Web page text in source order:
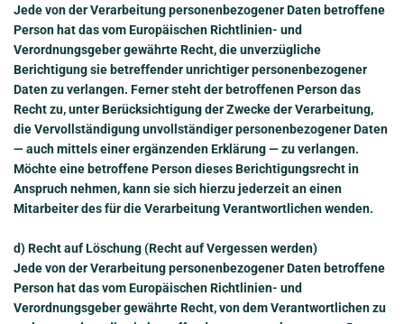
Jede von der Verarbeitung personenbezogener Daten betroffene
Person hat das vom Europäischen Richtlinien- und
Verordnungsgeber gewährte Recht, die unverzügliche
Berichtigung sie betreffender unrichtiger personenbezogener
Daten zu verlangen. Ferner steht der betroffenen Person das
Recht zu, unter Berücksichtigung der Zwecke der Verarbeitung,
die Vervollständigung unvollständiger personenbezogener Daten
— auch mittels einer ergänzenden Erklärung — zu verlangen.
Möchte eine betroffene Person dieses Berichtigungsrecht in
Anspruch nehmen, kann sie sich hierzu jederzeit an einen
Mitarbeiter des für die Verarbeitung Verantwortlichen wenden.
d) Recht auf Löschung (Recht auf Vergessen werden)
Jede von der Verarbeitung personenbezogener Daten betroffene
Person hat das vom Europäischen Richtlinien- und
Verordnungsgeber gewährte Recht, von dem Verantwortlichen zu